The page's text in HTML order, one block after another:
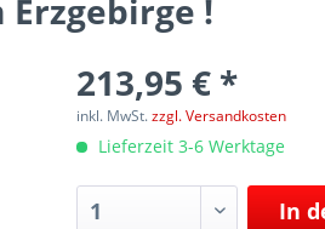
!
213,95 € *
inkl. MwSt.zzgl. Versandkosten
Lieferzeit 3-6 Werktage
In